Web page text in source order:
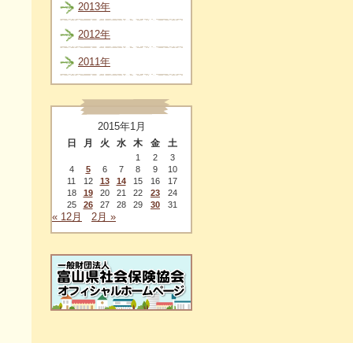
2013年
2012年
2011年
2015年1月
日 月 火 水 木 金 土
1 2
3
4
5 6 7 8 9
10
11
12 13 14 15 16
17
18
19 20 21 22 23
24
25
26 27 28 29 30 31
« 12月 2月 »